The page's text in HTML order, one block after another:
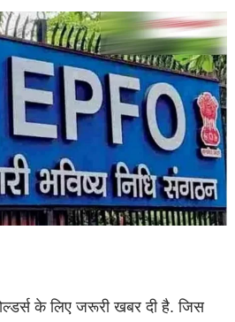
के लिए जरूरी खबर दी है. जिस